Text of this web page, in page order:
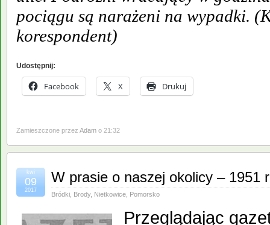
pociągu są narażeni na wypadki.
korespondent)
Udostępnij:
Facebook X Drukuj
Zamieszczone przez Adam o 21:32
W prasie o naszej okolicy – 1951
Bródki Brody, Nietkowice Pomorsko
kwi
09
2017
Przeglądając